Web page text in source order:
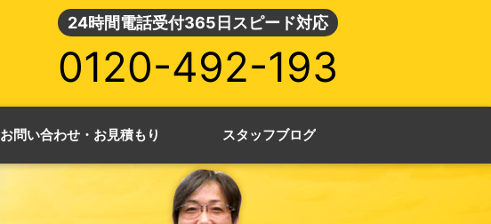
24時間電話受付365日スピード対応
0120-492-193
お問い合わせ・お見積もり スタッフブログ